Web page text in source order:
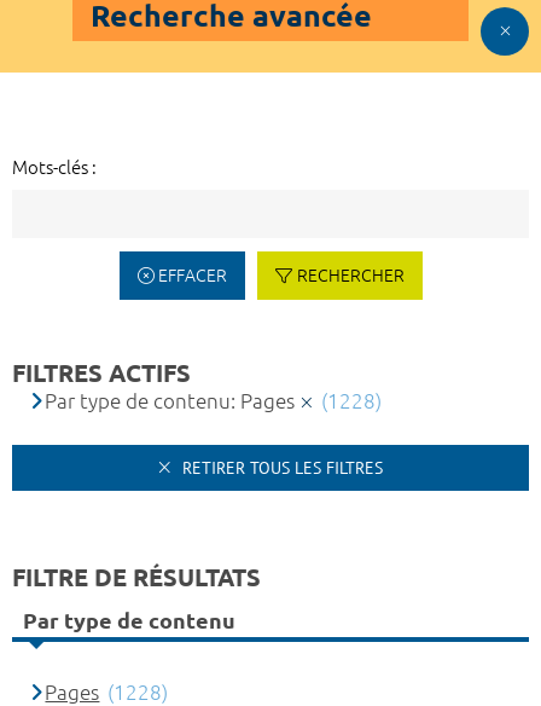
Recherche avancée
Mots-clés :
EFFACER RECHERCHER
FILTRES ACTIFS
Par type de contenu: Pages (1228)
RETIRER TOUS LES FILTRES
FILTRE DE RÉSULTATS
Par type de contenu
Pages (1228)